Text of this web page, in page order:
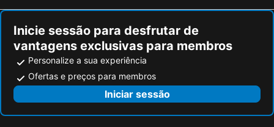
Inicie sessão para desfrutar de
vantagens exclusivas para membros
Personalize a sua experiência
Ofertas e preços para membros
Iniciar sessão